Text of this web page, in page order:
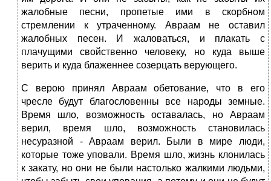
жалобные песни, пропетые ими в скорбном
стремлении к утраченному. Авраам не оставил
жалобных песен. И жаловаться, и плакать с
плачущими свойственно человеку, но куда выше
верить и куда блаженнее созерцать верующего.
С верою принял Авраам обетование, что в его
чресле будут благословенны все народы земные.
Время шло, возможность оставалась, но Авраам
верил, время шло, возможность становилась
несуразной - Авраам верил. Были в мире люди,
которые тоже уповали. Время шло, жизнь клонилась
к закату, но они не были настолько жалкими людьми,